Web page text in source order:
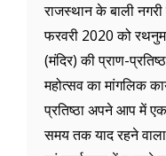
राजस्थान के बाली
फरवरी 2020 को
(मंदिर) की प्राण-
महोत्सव का मांगलिक
प्रतिष्ठा अपने आप में
समय तक याद रहने